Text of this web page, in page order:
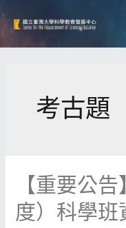
考古題
【重要公
度）科學班